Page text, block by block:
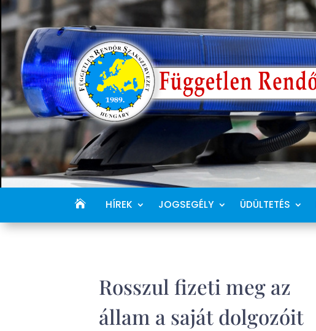
HÍREK JOGSEGÉLY ÜDÜLTETÉS
Rosszul fizeti meg az
állam a saját dolgozóit